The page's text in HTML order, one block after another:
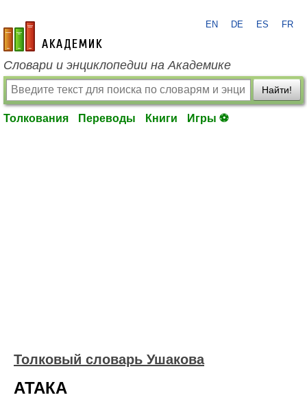
academic.ru
EN DE ES FR
Словари и энциклопедии на Академике
Найти!
Толкования Переводы Книги Игры ⚽
Толковый словарь Ушакова
АТАКА